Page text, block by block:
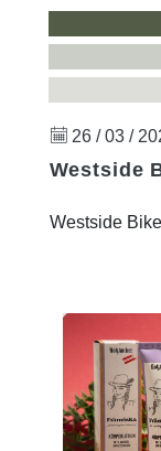
26 / 03 /
Westside
Westside